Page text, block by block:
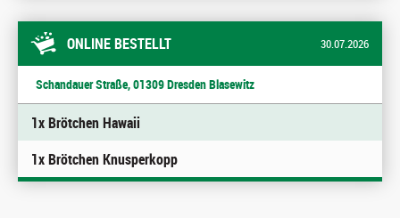
ONLINE BESTELLT 30.07.2026
Schandauer Straße, 01309 Dresden Blasewitz
1x Brötchen Hawaii
1x Brötchen Knusperkopp